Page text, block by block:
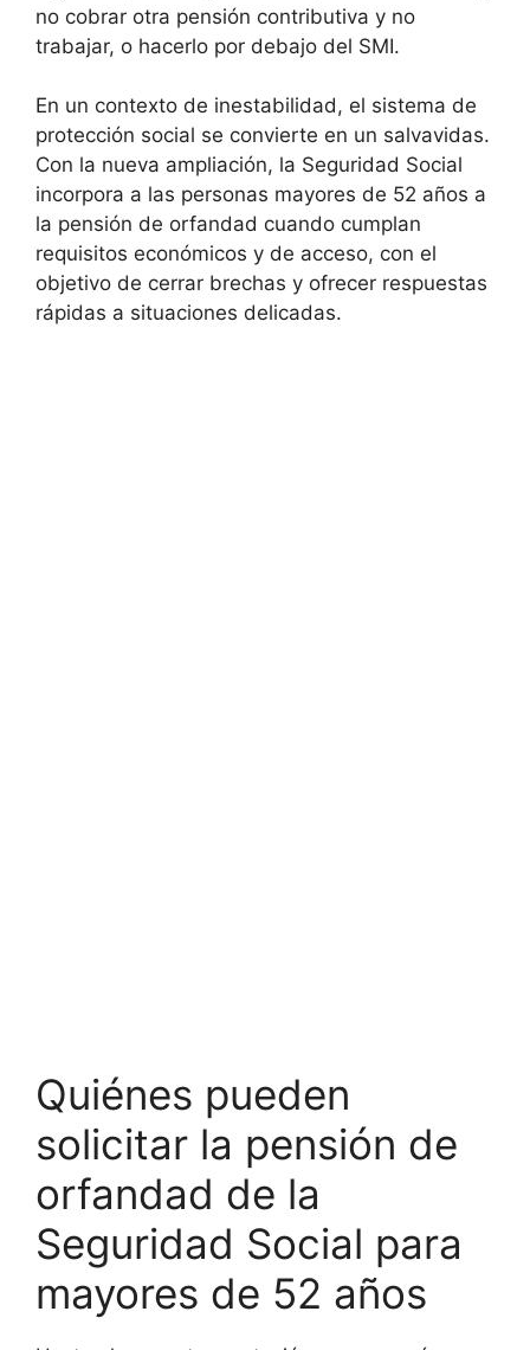
no cobrar otra pensión contributiva y no
trabajar, o hacerlo por debajo del SMI.
En un contexto de inestabilidad, el sistema de
protección social se convierte en un salvavidas.
Con la nueva ampliación, la Seguridad Social
incorpora a las personas mayores de 52 años a
la pensión de orfandad cuando cumplan
requisitos económicos y de acceso, con el
objetivo de cerrar brechas y ofrecer respuestas
rápidas a situaciones delicadas.
Quiénes pueden
solicitar la pensión de
orfandad de la
Seguridad Social para
mayores de 52 años